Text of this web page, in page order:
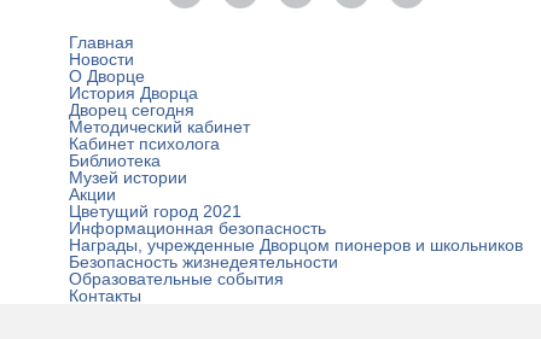
Главная
Новости
О Дворце
История Дворца
Дворец сегодня
Методический кабинет
Кабинет психолога
Библиотека
Музей истории
Акции
Цветущий город 2021
Информационная безопасность
Награды, учрежденные Дворцом пионеров и школьников
Безопасность жизнедеятельности
Образовательные события
Контакты